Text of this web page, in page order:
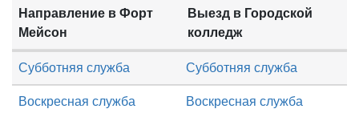
Направление в Форт
Мейсон
Выезд в Городской
колледж
Субботняя служба Субботняя служба
Воскресная служба Воскресная служба